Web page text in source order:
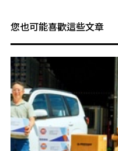
您也可能喜歡這些文章